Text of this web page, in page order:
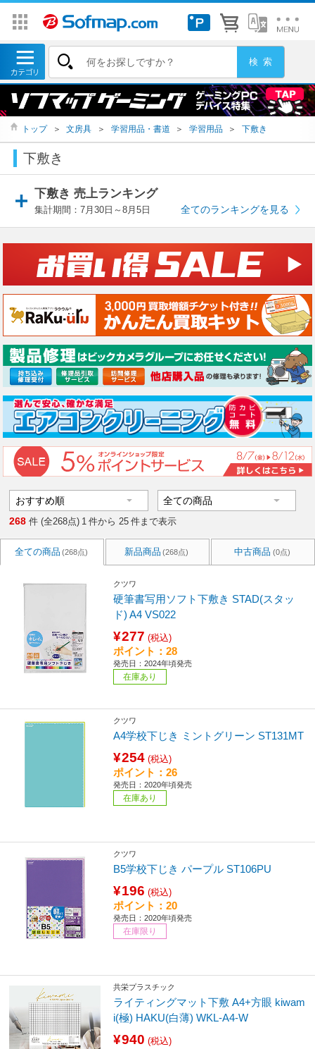
トップ ＞ 文房具 ＞ 学習用品・書道 ＞ 学習用品 ＞ 下敷き
下敷き
下敷き 売上ランキング
集計期間：7月30日～8月5日 全てのランキングを見る
268 件 (全268点) 1 件から 25 件まで表示
全ての商品 (268点) 新品商品 (268点) 中古商品 (0点)
クツワ
硬筆書写用ソフト下敷き STAD(スタッ
ド) A4 VS022
¥277 (税込)
ポイント：28
発売日：2024年頃発売
在庫あり
クツワ
A4学校下じき ミントグリーン ST131MT
¥254 (税込)
ポイント：26
発売日：2020年頃発売
在庫あり
クツワ
B5学校下じき パープル ST106PU
¥196 (税込)
ポイント：20
発売日：2020年頃発売
在庫限り
共栄プラスチック
ライティングマット下敷 A4+方眼 kiwam
i(極) HAKU(白薄) WKL-A4-W
¥940 (税込)